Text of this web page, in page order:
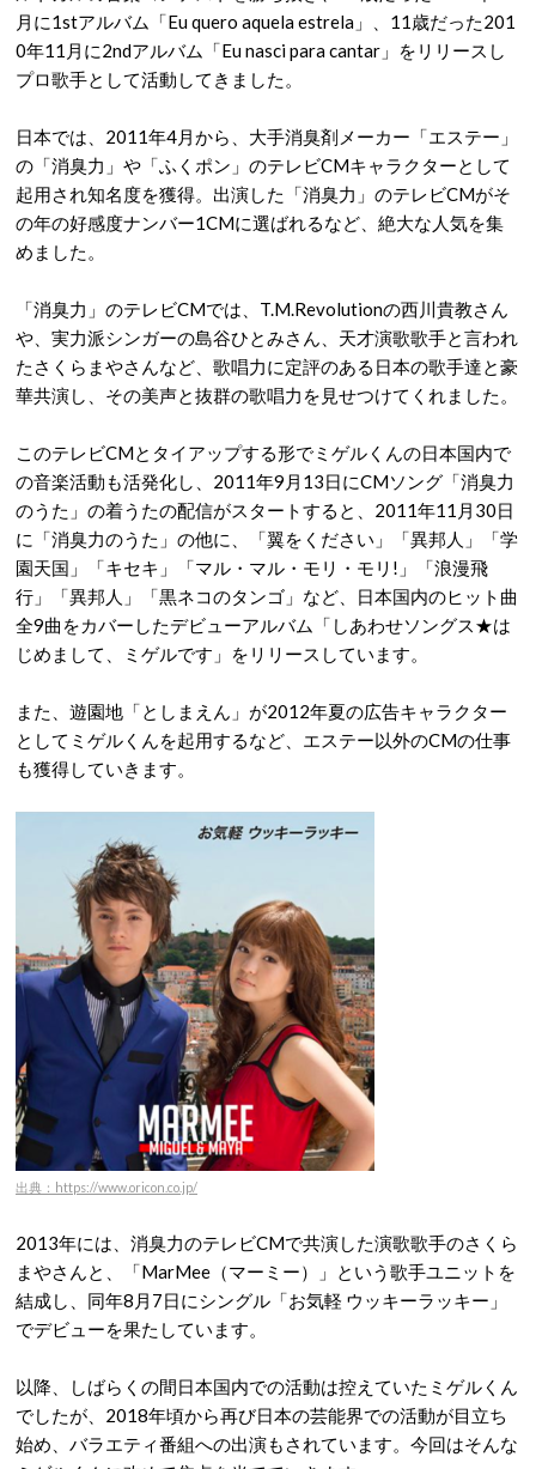
月に1stアルバム「Euquero aquela estrela 」、11歳だった201
0年11月に2ndアルバム「Eu nasci para cantar 」をリリースし
プロ歌手として活動してきました。
日本では、2011年4月から、大手消臭剤メーカー「エステー」
の「消臭力」や「ふくポン」のテレビCMキャラクターとして
起用され知名度を獲得。出演した「消臭力」のテレビCMがそ
の年の好感度ナンバー1CMに選ばれるなど、絶大な人気を集
めました。
「消臭力」のテレビCMでは、T.M.Revolutionの西川貴教さん
や、実力派シンガーの島谷ひとみさん、天才演歌歌手と言われ
たさくらまやさんなど、歌唱力に定評のある日本の歌手達と豪
華共演し、その美声と抜群の歌唱力を見せつけてくれました。
このテレビCMとタイアップする形でミゲルくんの日本国内で
の音楽活動も活発化し、2011年9月13日にCMソング「消臭力
のうた」の着うたの配信がスタートすると、2011年11月30日
に「消臭力のうた」の他に、「翼をください」「異邦人」「学
園天国」「キセキ」「マル・マル・モリ・モリ!」「浪漫飛
行」「異邦人」「黒ネコのタンゴ」など、日本国内のヒット曲
全9曲をカバーしたデビューアルバム「しあわせソングス★は
じめまして、ミゲルです」をリリースしています。
また、遊園地「としまえん」が2012年夏の広告キャラクター
としてミゲルくんを起用するなど、エステー以外のCMの仕事
も獲得していきます。
出典：https://www.oricon.co.jp/
2013年には、消臭力のテレビCMで共演した演歌歌手のさくら
まやさんと、「MarMee（マーミー）」という歌手ユニットを
結成し、同年8月7日にシングル「お気軽 ウッキーラッキー」
でデビューを果たしています。
以降、しばらくの間日本国内での活動は控えていたミゲルくん
でしたが、2018年頃から再び日本の芸能界での活動が目立ち
始め、バラエティ番組への出演もされています。今回はそんな